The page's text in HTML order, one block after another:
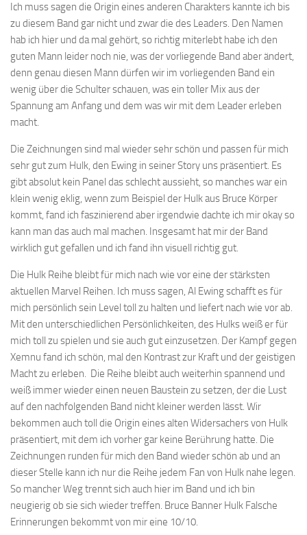
Ich muss sagen die Origin eines anderen Charakters kannte ich bis
zu diesem Band gar nicht und zwar die des Leaders. Den Namen
hab ich hier und da mal gehört, so richtig miterlebt habe ich den
guten Mann leider noch nie, was der vorliegende Band aber ändert,
denn genau diesen Mann dürfen wir im vorliegenden Band ein
wenig über die Schulter schauen, was ein toller Mix aus der
Spannung am Anfang und dem was wir mit dem Leader erleben
macht.
Die Zeichnungen sind mal wieder sehr schön und passen für mich
sehr gut zum Hulk, den Ewing in seiner Story uns präsentiert. Es
gibt absolut kein Panel das schlecht aussieht, so manches war ein
klein wenig eklig, wenn zum Beispiel der Hulk aus Bruce Körper
kommt, fand ich faszinierend aber irgendwie dachte ich mir okay so
kann man das auch mal machen. Insgesamt hat mir der Band
wirklich gut gefallen und ich fand ihn visuell richtig gut.
Die Hulk Reihe bleibt für mich nach wie vor eine der stärksten
aktuellen Marvel Reihen. Ich muss sagen, Al Ewing schafft es für
mich persönlich sein Level toll zu halten und liefert nach wie vor ab.
Mit den unterschiedlichen Persönlichkeiten, des Hulks weiß er für
mich toll zu spielen und sie auch gut einzusetzen. Der Kampf gegen
Xemnu fand ich schön, mal den Kontrast zur Kraft und der geistigen
Macht zu erleben. Die Reihe bleibt auch weiterhin spannend und
weiß immer wieder einen neuen Baustein zu setzen, der die Lust
auf den nachfolgenden Band nicht kleiner werden lässt. Wir
bekommen auch toll die Origin eines alten Widersachers von Hulk
präsentiert, mit dem ich vorher gar keine Berührung hatte. Die
Zeichnungen runden für mich den Band wieder schön ab und an
dieser Stelle kann ich nur die Reihe jedem Fan von Hulk nahe legen.
So mancher Weg trennt sich auch hier im Band und ich bin
neugierig ob sie sich wieder treffen. Bruce Banner Hulk Falsche
Erinnerungen bekommt von mir eine 10/10.